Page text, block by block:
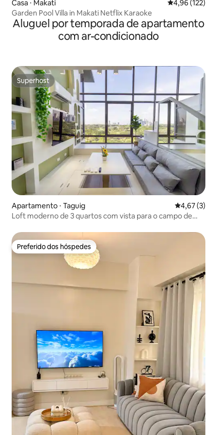
Casa ⋅ Makati 4,96 de uma
4,96 (122)
Garden Pool Villa in Makati Netflix Karaoke
Aluguel por temporada de apartamento
com ar-condicionado
Superhost
Superhost
Apartamento ⋅ Taguig 4,67 de
4,67 (3)
Loft moderno de 3 quartos com vista para o campo de
Preferido dos hóspedes
Preferido dos hóspedes